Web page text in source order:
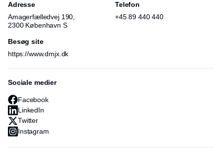
og producere til tiden.
Adresse
Amagerfælledvej 190,
2300 København S
Telefon
+45 89 440 440
Besøg site
https://www.dmjx.dk
Sociale medier
Facebook
LinkedIn
Twitter
Instagram